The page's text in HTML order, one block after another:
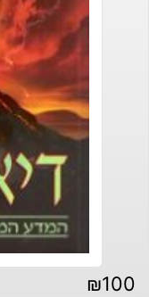
₪100